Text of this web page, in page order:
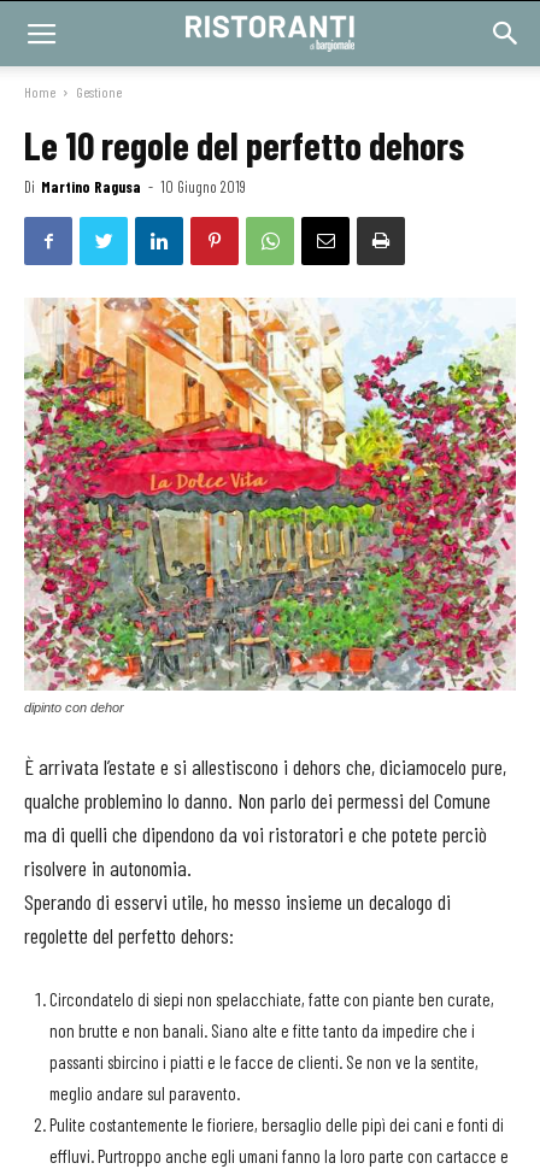
Home Gestione
Le 10 regole del perfetto dehors
Di Martino Ragusa - 10 Giugno 2019
dipinto con dehor
È arrivata l’estate e si allestiscono i dehors che, diciamocelo pure,
qualche problemino lo danno. Non parlo dei permessi del Comune
ma di quelli che dipendono da voi ristoratori e che potete perciò
risolvere in autonomia.
Sperando di esservi utile, ho messo insieme un decalogo di
regolette del perfetto dehors:
Circondatelo di siepi non spelacchiate, fatte con piante ben curate,
non brutte e non banali. Siano alte e fitte tanto da impedire che i
passanti sbircino i piatti e le facce de clienti. Se non ve la sentite,
meglio andare sul paravento.
Pulite costantemente le fioriere, bersaglio delle pipì dei cani e fonti di
effluvi. Purtroppo anche egli umani fanno la loro parte con cartacce e